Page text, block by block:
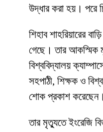
উদ্ধার করা হয়। পরে
শিহাব শাহরিয়ারের
গেছে। তার আকস্মিক
বিশ্ববিদ্যালয়
সহপাঠী, শিক্ষক ও
শোক প্রকাশ করেছেন।
তার মৃত্যুতে ইংরেজি